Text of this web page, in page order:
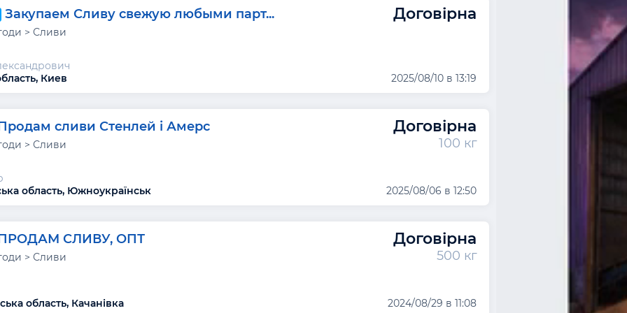
Закупаем Сливу свежую любыми парт... Договірна
> Сливи
Киев
2025/08/10 в 13:19
сливи Стенлей і Амерс Договірна
> Сливи 100 кг
область, Южноукраїнськ
2025/08/06 в 12:50
СЛИВУ, ОПТ Договірна
> Сливи 500 кг
область, Качанівка 2024/08/29 в 11:08